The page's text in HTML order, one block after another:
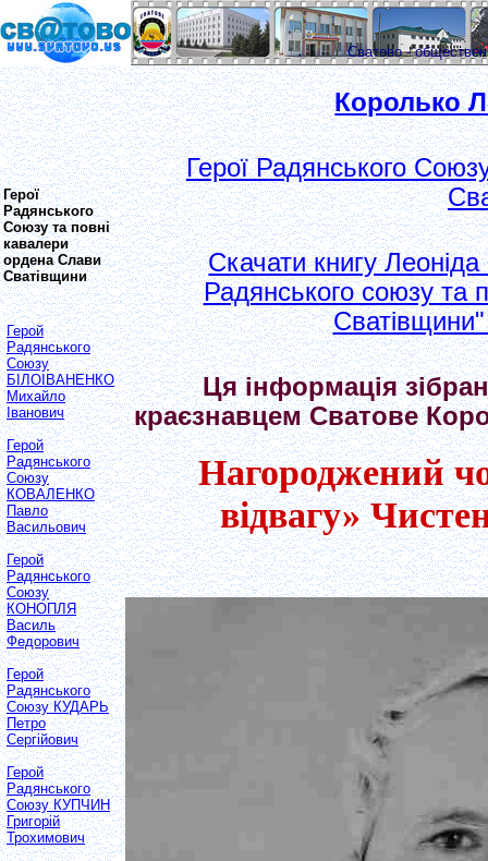
Сватово -
Герої
Радянського
Союзу та повні
кавалери
ордена Слави
Сватівщини
Герой
Радянського
Союзу
БІЛОІВАНЕНКО
Михайло
Іванович
Герой
Радянського
Союзу
КОВАЛЕНКО
Павло
Васильович
Герой
Радянського
Союзу
КОНОПЛЯ
Василь
Федорович
Герой
Радянського
Союзу КУДАРЬ
Петро
Сергійович
Герой
Радянського
Союзу КУПЧИН
Григорій
Трохимович
Королько
Герої Радянського
Скачати книгу
Радянського союзу та
Ця інформація
краєзнавцем Сватове
Нагороджений
відвагу»